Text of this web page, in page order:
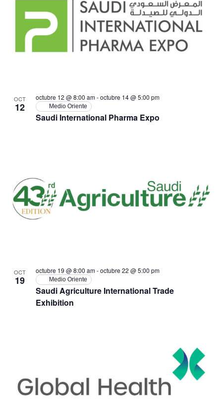
OCT
12
Saudi International Pharma Expo
octubre 12 @ 8:00 am-octubre 14 @ 5:00 pm
Medio Oriente
OCT
19
Saudi Agriculture International Trade
Exhibition
octubre 19 @ 8:00 am-octubre 22 @ 5:00 pm
Medio Oriente